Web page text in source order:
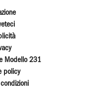
Modello 231
policy
condizioni